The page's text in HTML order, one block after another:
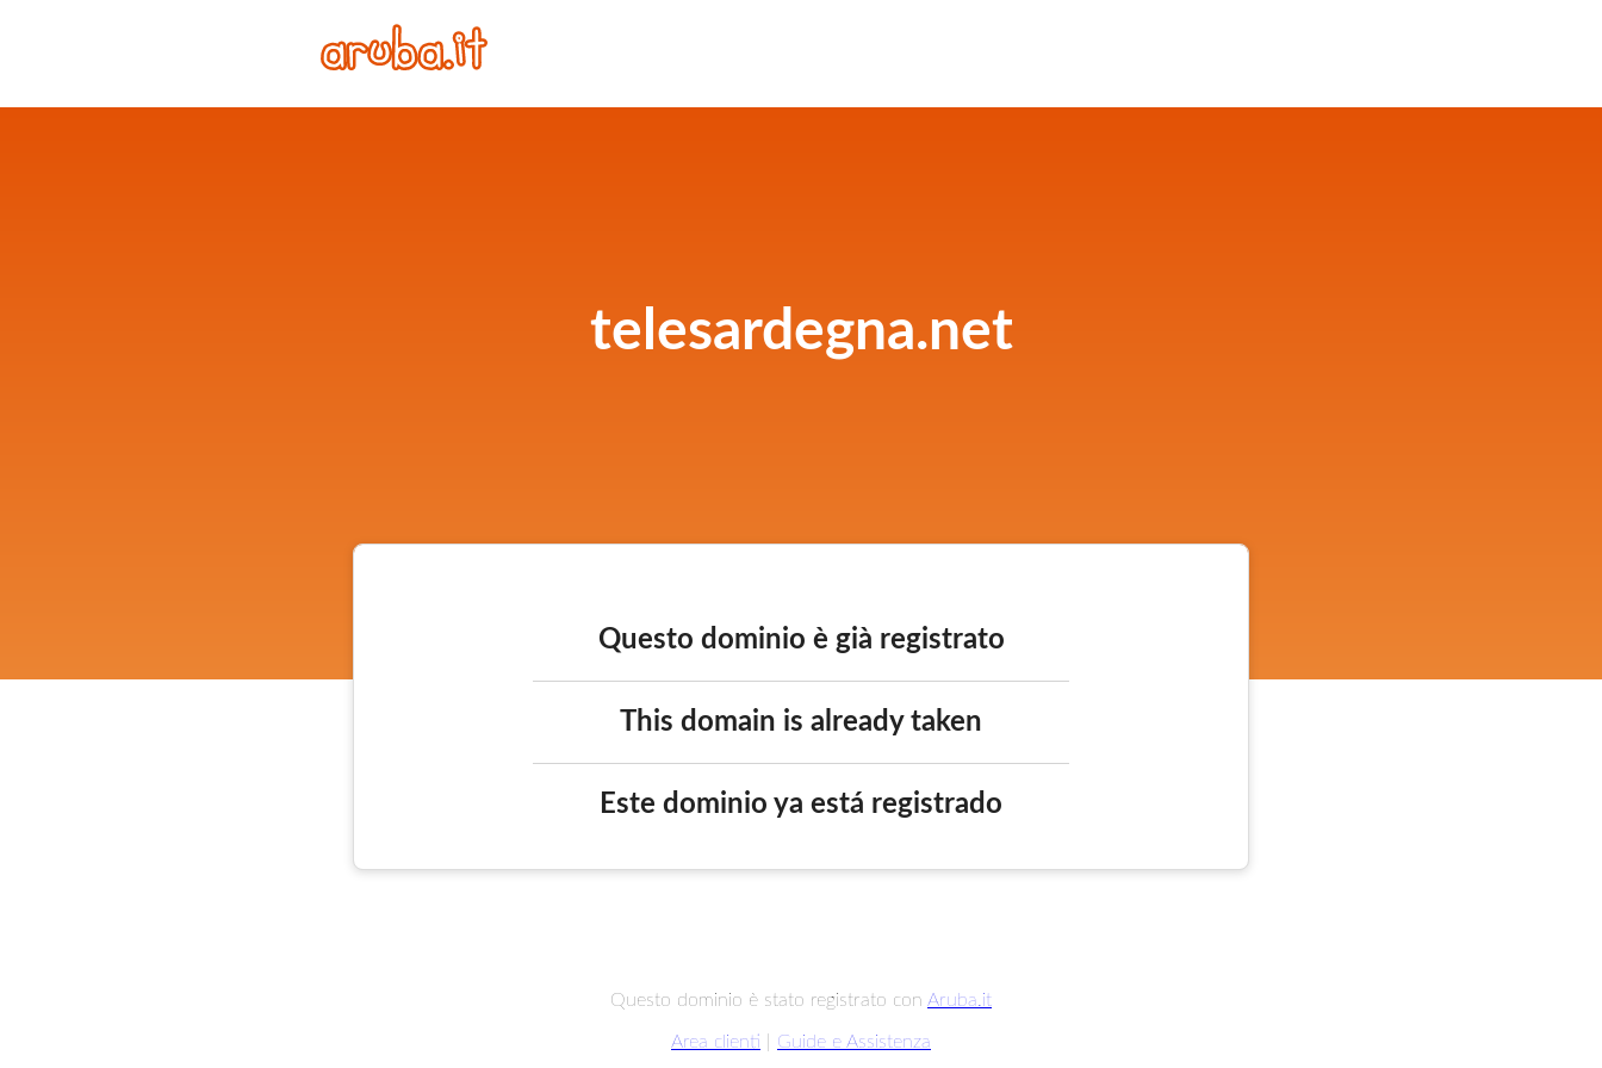
telesardegna.net
Questo dominio è già registrato
This domain is already taken
Este dominio ya está registrado
Questo dominio è stato registrato con Aruba.it
Area clienti Guide e Assistenza